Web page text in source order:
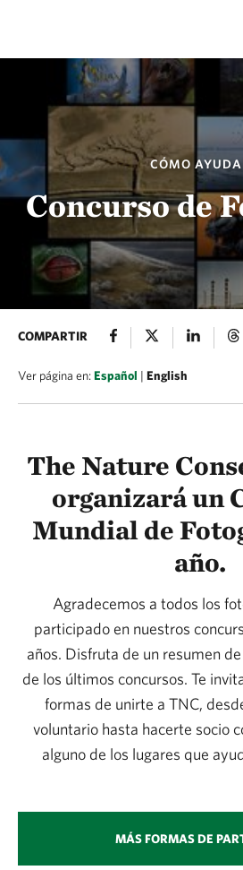
CÓMO
Concurso de
COMPARTIR
Ver página en:Español | English
The Nature
organizará un
Mundial de
año.
Agradecemos a todos los
participado en nuestros
años. Disfruta de un resumen
de los últimos concursos. Te
formas de unirte a TNC,
voluntario hasta hacerte socio
alguno de los lugares que
MÁS FORMAS DE